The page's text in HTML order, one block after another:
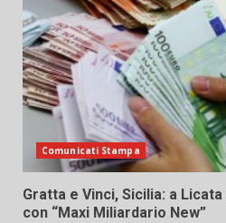
Comunicati Stampa
Gratta e Vinci, Sicilia: a
con “Maxi Miliardario New”